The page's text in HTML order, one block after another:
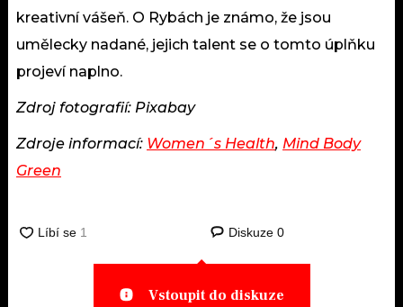
kreativní vášeň. O Rybách je známo, že jsou
umělecky nadané, jejich talent se o tomto úplňku
projeví naplno.
Zdroj fotografií: Pixabay
Zdroje informací: Women´s Health, Mind Body
Green
Diskuze 0
Vstoupit do diskuze